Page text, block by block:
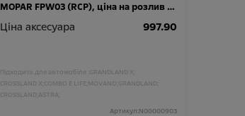
MOPAR FPW03 (RCP), ціна на розлив за
1 літр
Ціна аксесуара 997.90
Підходить для автомобіля :
GRANDLAND X;
CROSSLAND X; COMBO E LIFE; MOVANO; GRANDLAND;
CROSSLAND; ASTRA;
Артикул:N00000903